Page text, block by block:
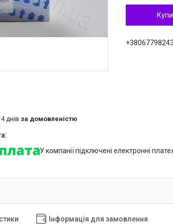
днів за домовленістю
У компанії підключені електронні
Інформація для замовлення